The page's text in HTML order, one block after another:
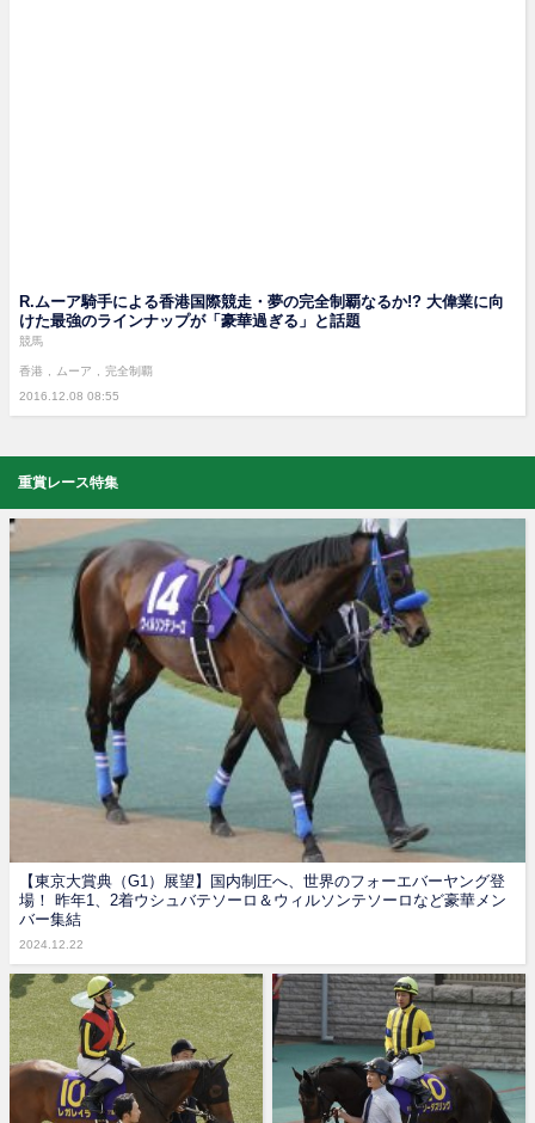
R.ムーア騎手による香港国際競走・夢の完全制覇なるか!? 大偉業に向
けた最強のラインナップが「豪華過ぎる」と話題
2016.12.08 08:55
競馬
香港 ムーア 完全制覇
重賞レース特集
【東京大賞典（G1）展望】国内制圧へ、世界のフォーエバーヤング登
場！ 昨年1、2着ウシュバテソーロ＆ウィルソンテソーロなど豪華メン
バー集結
2024.12.22